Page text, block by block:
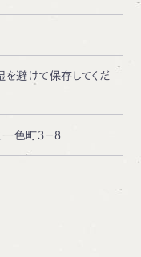
避けて保存してくだ
色町３－８